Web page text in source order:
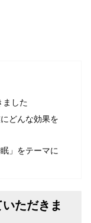
ました
どんな効果を
」をテーマに
ただきま